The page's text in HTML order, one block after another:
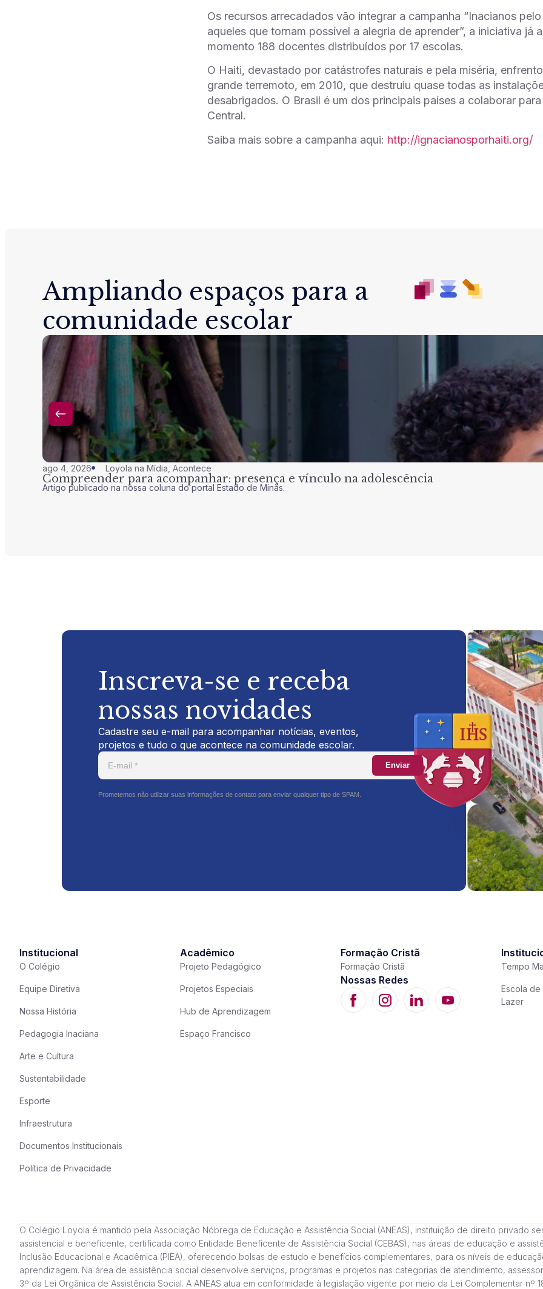
Os recursos arrecadados vão integrar a campanha “Inacianos
aqueles que tornam possível a alegria de aprender”, a iniciativa
momento 188 docentes distribuídos por 17 escolas.
O Haiti, devastado por catástrofes naturais e pela miséria,
grande terremoto, em 2010, que destruiu quase todas as
desabrigados. O Brasil é um dos principais países a colaborar
Central.
Saiba mais sobre a campanha aqui: http://ignacianosporhaiti.org/
Ampliando espaços para a
comunidade escolar
ago 4, 2026 Loyola na Mídia Acontece
Compreender para acompanhar: presença e vínculo na adolescência
Artigo publicado na nossa coluna do portal Estado de Minas.
Inscreva-se e receba
nossas novidades
Cadastre seu e-mail para acompanhar notícias, eventos,
projetos e tudo o que acontece na comunidade escolar.
Enviar
Prometemos não utilizar suas informações de contato para enviar qualquer tipo de SPAM.
Institucional
O Colégio
Equipe Diretiva
Nossa História
Pedagogia Inaciana
Arte e Cultura
Sustentabilidade
Esporte
Infraestrutura
Documentos Institucionais
Política de Privacidade
Acadêmico
Projeto Pedagógico
Projetos Especiais
Hub de Aprendizagem
Espaço Francisco
Formação Cristã
Formação Cristã
Nossas Redes
Tempo
Escola de
Lazer
O Colégio Loyola é mantido pela Associação Nóbrega de Educação e Assistência Social (ANEAS), instituição de direito privado
assistencial e beneficente, certificada como Entidade Beneficente de Assistência Social (CEBAS), nas áreas de educação e
Inclusão Educacional e Acadêmica (PIEA), oferecendo bolsas de estudo e benefícios complementares, para os níveis de
aprendizagem. Na área de assistência social desenvolve serviços, programas e projetos nas categorias de atendimento,
3º da Lei Orgânica de Assistência Social. A ANEAS atua em conformidade à legislação vigente por meio da Lei Complementar nº